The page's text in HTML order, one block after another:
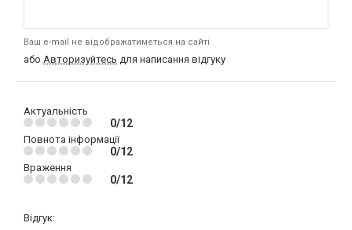
Ваш e-mail не відображатиметься на сайті
або Авторизуйтесь для написання відгуку
Актуальність
0/12
Повнота інформації
0/12
Враження
0/12
Відгук: